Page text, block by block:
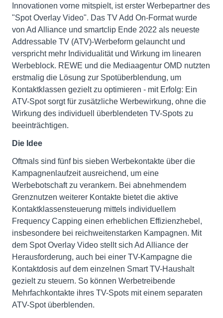
Innovationen vorne mitspielt, ist erster Werbepartner des
"Spot Overlay Video". Das TV Add On-Format wurde
von Ad Alliance und smartclip Ende 2022 als neueste
Addressable TV (ATV)-Werbeform gelauncht und
verspricht mehr Individualität und Wirkung im linearen
Werbeblock. REWE und die Mediaagentur OMD nutzten
erstmalig die Lösung zur Spotüberblendung, um
Kontaktklassen gezielt zu optimieren - mit Erfolg: Ein
ATV-Spot sorgt für zusätzliche Werbewirkung, ohne die
Wirkung des individuell überblendeten TV-Spots zu
beeinträchtigen.
Die Idee
Oftmals sind fünf bis sieben Werbekontakte über die
Kampagnenlaufzeit ausreichend, um eine
Werbebotschaft zu verankern. Bei abnehmendem
Grenznutzen weiterer Kontakte bietet die aktive
Kontaktklassensteuerung mittels individuellem
Frequency Capping einen erheblichen Effizienzhebel,
insbesondere bei reichweitenstarken Kampagnen. Mit
dem Spot Overlay Video stellt sich Ad Alliance der
Herausforderung, auch bei einer TV-Kampagne die
Kontaktdosis auf dem einzelnen Smart TV-Haushalt
gezielt zu steuern. So können Werbetreibende
Mehrfachkontakte ihres TV-Spots mit einem separaten
ATV-Spot überblenden.